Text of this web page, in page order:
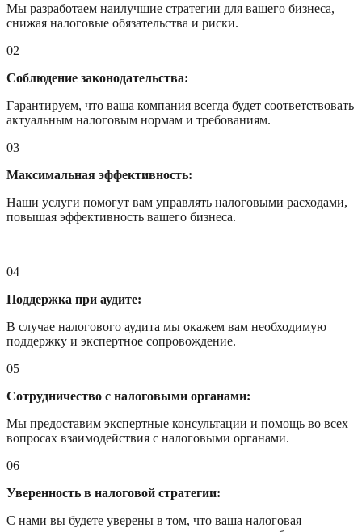
Мы разработаем наилучшие стратегии для вашего бизнеса,
снижая налоговые обязательства и риски.
02
Соблюдение законодательства:
Гарантируем, что ваша компания всегда будет соответствовать
актуальным налоговым нормам и требованиям.
03
Максимальная эффективность:
Наши услуги помогут вам управлять налоговыми расходами,
повышая эффективность вашего бизнеса.
04
Поддержка при аудите:
В случае налогового аудита мы окажем вам необходимую
поддержку и экспертное сопровождение.
05
Сотрудничество с налоговыми органами:
Мы предоставим экспертные консультации и помощь во всех
вопросах взаимодействия с налоговыми органами.
06
Уверенность в налоговой стратегии:
С нами вы будете уверены в том, что ваша налоговая